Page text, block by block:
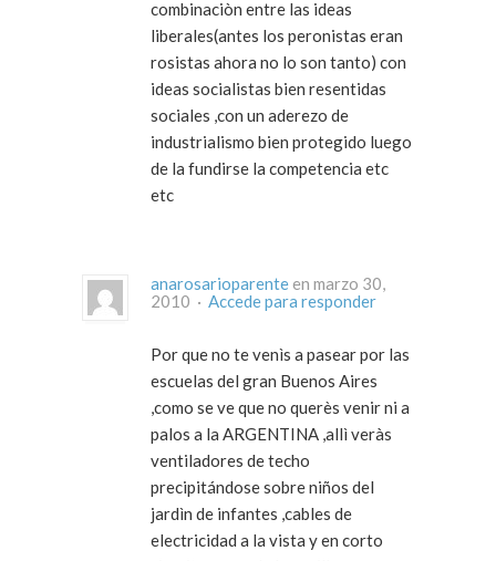
combinaciòn entre las ideas
liberales(antes los peronistas eran
rosistas ahora no lo son tanto) con
ideas socialistas bien resentidas
sociales ,con un aderezo de
industrialismo bien protegido luego
de la fundirse la competencia etc
etc
anarosarioparente en marzo 30,
2010 · Accede para responder
Por que no te venìs a pasear por las
escuelas del gran Buenos Aires
,como se ve que no querès venir ni a
palos a la ARGENTINA ,allì veràs
ventiladores de techo
precipitándose sobre niños del
jardìn de infantes ,cables de
electricidad a la vista y en corto